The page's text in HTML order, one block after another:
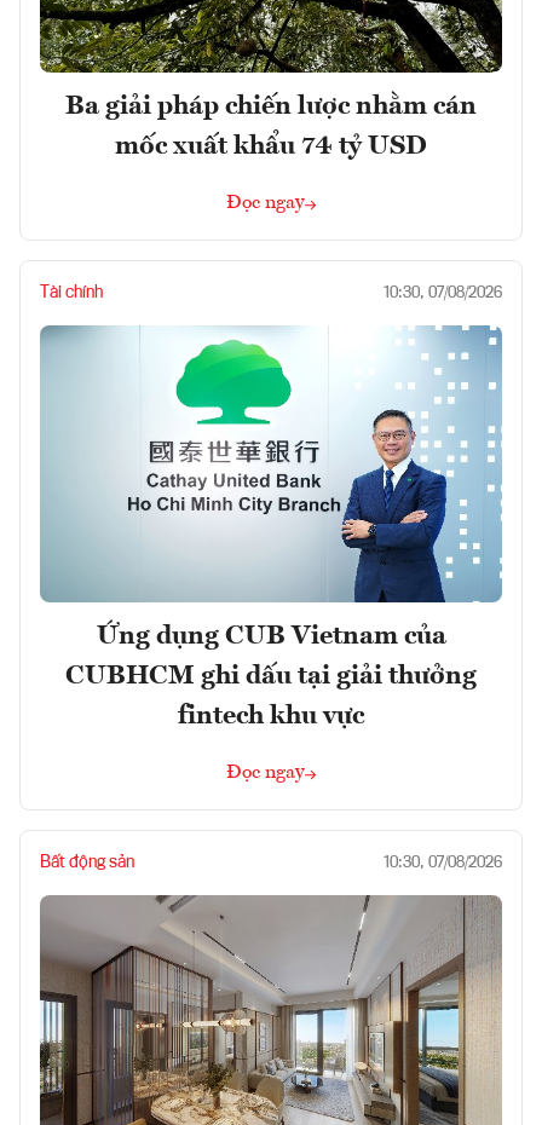
Ba giải pháp chiến lược nhằm cán
mốc xuất khẩu 74 tỷ USD
Đọc ngay
Tài chính 10:30, 07/08/2026
Ứng dụng CUB Vietnam của
CUBHCM ghi dấu tại giải thưởng
fintech khu vực
Đọc ngay
Bất động sản 10:30, 07/08/2026